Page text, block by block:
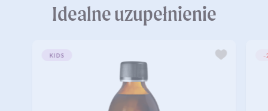
Idealne uzupełnienie
KIDS -